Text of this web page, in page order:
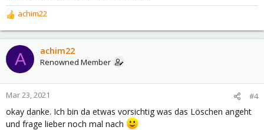
R
e
a
c
t
o
n
:
achim22
A achim22
Renowned Member
Mar 23, 2021 #4
okay danke. Ich bin da etwas vorsichtig was das Löschen angeht
und frage lieber noch mal nach